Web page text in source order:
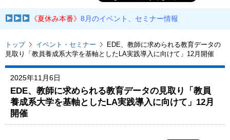
《夏休み本番》8月のイベント、セミナー情報
トップ イベント・セミナー
EDE、教師に求められる教育データの
見取り「教員養成系大学を基軸としたLA実践導入に向けて」12月開催
2025年11月6日
EDE、教師に求められる教育データの見取り「教員
養成系大学を基軸としたLA実践導入に向けて」12月
開催